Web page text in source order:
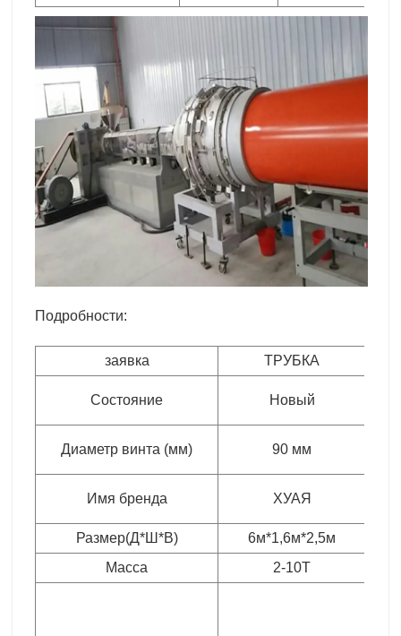
Подробности:
заявка ТРУБКА
Состояние Новый
Диаметр винта (мм) 90 мм
Имя бренда ХУАЯ
Размер(Д*Ш*В) 6м*1,6м*2,5м
Масса
2-10Т